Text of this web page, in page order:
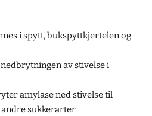
i spytt, bukspyttkjertelen og
av stivelse i
amylase ned stivelse til
sukkerarter.